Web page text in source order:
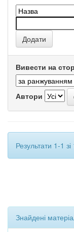
Вивести на
Автори
Результати 1-1 зі
Знайдені